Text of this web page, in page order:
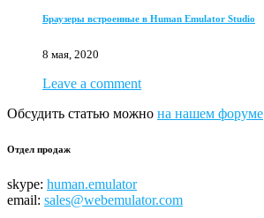
Браузеры встроенные в Human Emulator Studio
8 мая, 2020
Leave a comment
Обсудить статью можно на нашем форуме
Отдел продаж
skype: human.emulator
email: sales@webemulator.com